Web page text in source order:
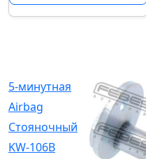
5-минутная
[1]
Airbag
[18]
Cтояночный
[1]
KW-106B
[0]